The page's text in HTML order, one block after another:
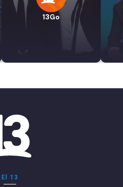
13Go
El 13